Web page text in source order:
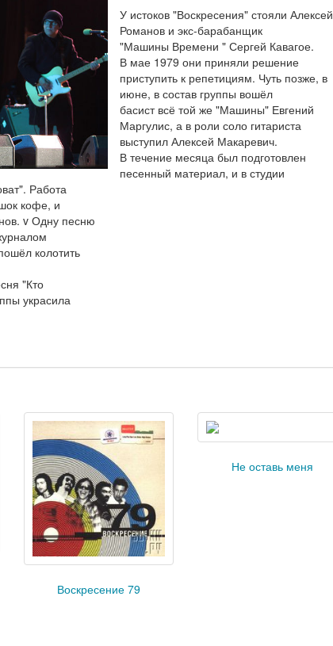
У истоков "Воскресения" стояли Алексей
Романов и экс-барабанщик
"Машины Времени " Сергей Кавагое.
В мае 1979 они приняли решение
приступить к репетициям. Чуть позже, в
июне, в состав группы вошёл
басист всё той же "Машины" Евгений
Маргулис, а в роли соло гитариста
выступил Алексей Макаревич.
В течение месяца был подготовлен
песенный материал, и в студии
Работа
кофе, и
v Одну песню
колотить
"Кто
украсила
Воскресение 79
Не оставь меня